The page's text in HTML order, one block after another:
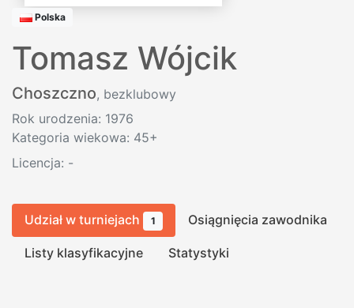
Polska
Tomasz Wójcik
Choszczno, bezklubowy
Rok urodzenia: 1976
Kategoria wiekowa: 45+
Licencja: -
Udział w turniejach 1 Osiągnięcia zawodnika
Listy klasyfikacyjne Statystyki